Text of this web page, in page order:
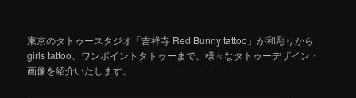
東京のタトゥースタジオ「吉祥寺 Red Bunny tattoo」が和彫りから
girls tattoo、ワンポイントタトゥーまで、様々なタトゥーデザイン・
画像を紹介いたします。